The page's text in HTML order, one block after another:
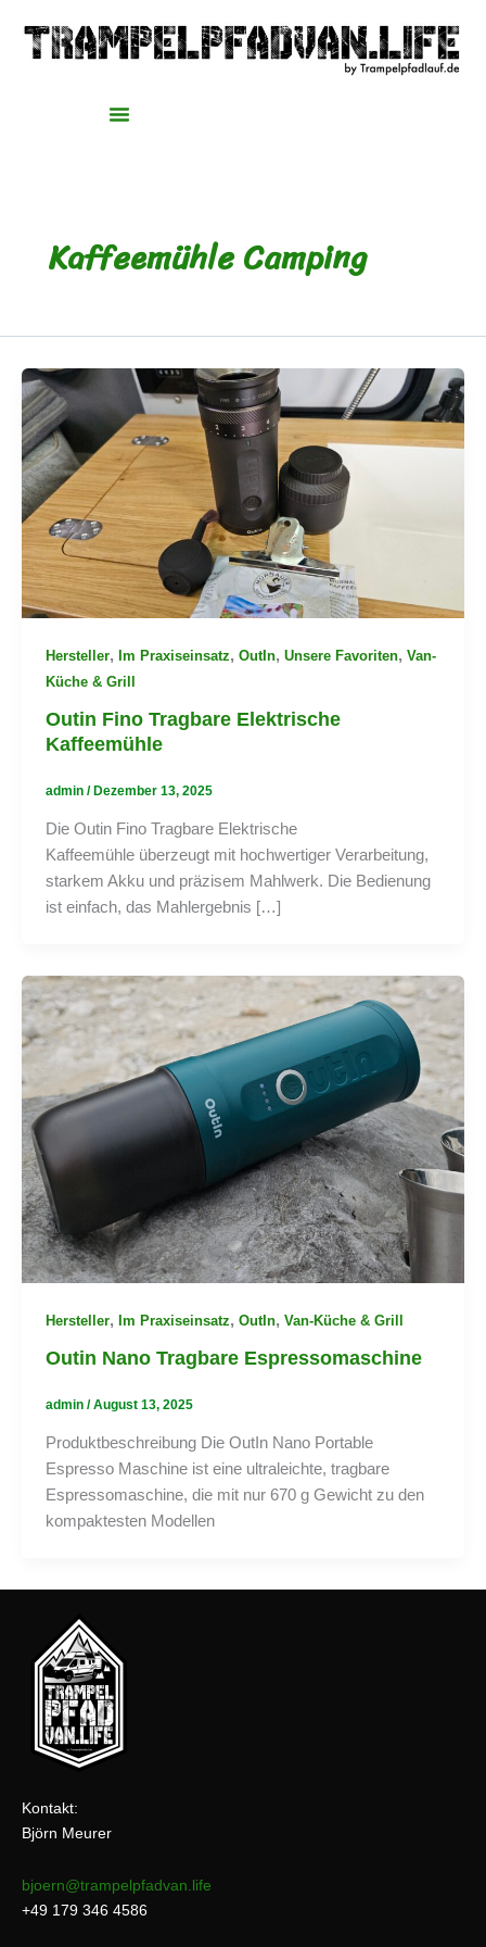
Inhalt
springen
Kaffeemühle Camping
Hersteller, Im Praxiseinsatz, OutIn, Unsere Favoriten, Van-
Küche & Grill
Outin Fino Tragbare Elektrische
Kaffeemühle
admin / Dezember 13, 2025
Die Outin Fino Tragbare Elektrische
Kaffeemühle überzeugt mit hochwertiger Verarbeitung,
starkem Akku und präzisem Mahlwerk. Die Bedienung
ist einfach, das Mahlergebnis […]
Hersteller, Im Praxiseinsatz, OutIn, Van-Küche & Grill
Outin Nano Tragbare Espressomaschine
admin /August 13, 2025
Produktbeschreibung Die OutIn Nano Portable
Espresso Maschine ist eine ultraleichte, tragbare
Espressomaschine, die mit nur 670 g Gewicht zu den
kompaktesten Modellen
Kontakt:
Björn Meurer
bjoern@trampelpfadvan.life
+49 179 346 4586